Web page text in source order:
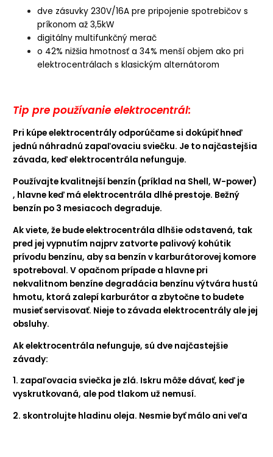
dve zásuvky 230V/16A pre pripojenie spotrebičov s
príkonom až 3,5kW
digitálny multifunkčný merač
o 42% nižšia hmotnosť a 34% menší objem ako pri
elektrocentrálach s klasickým alternátorom
Tip pre používanie elektrocentrál:
Pri kúpe elektrocentrály odporúčame si dokúpiť hneď
jednú náhradnú zapaľovaciu sviečku. Je to najčastejšia
závada, keď elektrocentrála nefunguje.
Používajte kvalitnejší benzín (príklad na Shell, W-power)
, hlavne keď má elektrocentrála dlhé prestoje. Bežný
benzín po 3 mesiacoch degraduje.
Ak viete, že bude elektrocentrála dlhšie odstavená, tak
pred jej vypnutím najprv zatvorte palivový kohútik
prívodu benzínu, aby sa benzín v karburátorovej komore
spotreboval. V opačnom prípade a hlavne pri
nekvalitnom benzíne degradácia benzínu výtvára hustú
hmotu, ktorá zalepí karburátor a zbytočne to budete
musieť servisovať. Nieje to závada elektrocentrály ale jej
obsluhy.
Ak elektrocentrála nefunguje, sú dve najčastejšie
závady:
1. zapaľovacia sviečka je zlá. Iskru môže dávať, keď je
vyskrutkovaná, ale pod tlakom už nemusí.
2. skontrolujte hladinu oleja. Nesmie byť málo ani veľa